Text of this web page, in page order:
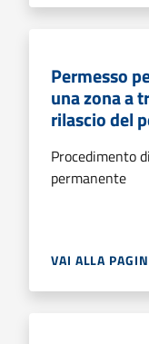
Permesso
una zona a
rilascio del
Procedimento
permanente
VAI ALLA